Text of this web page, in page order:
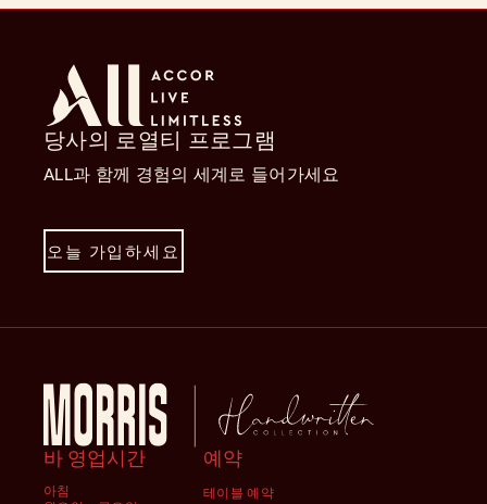
당사의 로열티 프로그램
ALL과 함께 경험의 세계로 들어가세요
오늘 가입하세요
바 영업시간
아침
예약
테이블 예약